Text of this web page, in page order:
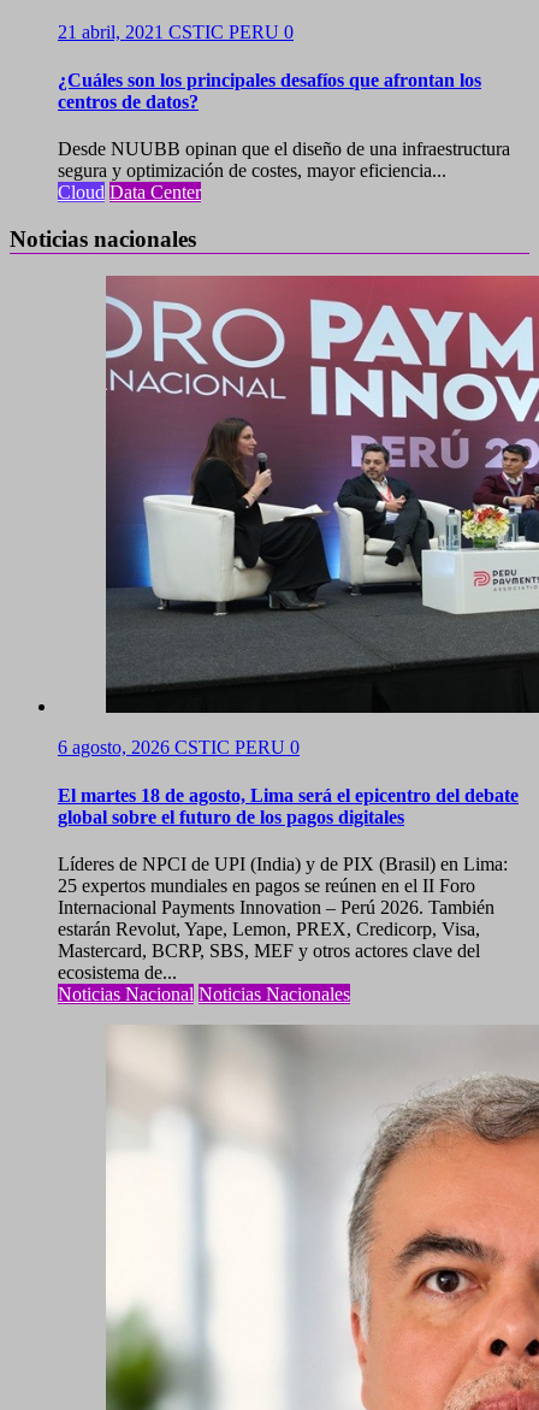
21 abril, 2021 CSTIC PERU 0
¿Cuáles son los principales desafíos que afrontan los
centros de datos?
Desde NUUBB opinan que el diseño de una infraestructura
segura y optimización de costes, mayor eficiencia...
Cloud Data Center
Noticias nacionales
6 agosto, 2026 CSTIC PERU 0
El martes 18 de agosto, Lima será el epicentro del debate
global sobre el futuro de los pagos digitales
Líderes de NPCI de UPI (India) y de PIX (Brasil) en Lima:
25 expertos mundiales en pagos se reúnen en el II Foro
Internacional Payments Innovation – Perú 2026. También
estarán Revolut, Yape, Lemon, PREX, Credicorp, Visa,
Mastercard, BCRP, SBS, MEF y otros actores clave del
ecosistema de...
Noticias Nacional Noticias Nacionales